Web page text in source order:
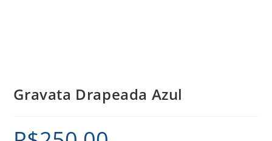
Gravata Drapeada Azul